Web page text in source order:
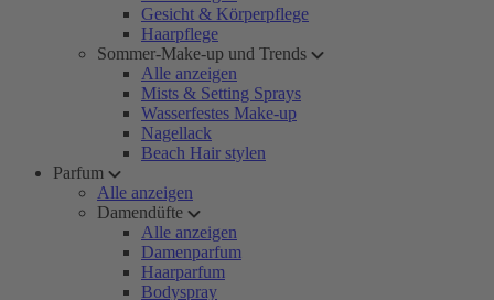
Gesicht & Körperpflege
Haarpflege
Sommer-Make-up und Trends
Alle anzeigen
Mists & Setting Sprays
Wasserfestes Make-up
Nagellack
Beach Hair stylen
Parfum
Alle anzeigen
Damendüfte
Alle anzeigen
Damenparfum
Haarparfum
Bodyspray